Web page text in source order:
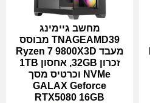
מחשב גיימינג
TNAGEAMD39 מבוסס
מעבד Ryzen 7 9800X3D
זכרון 32GB, אחסון 1TB
NVMe וכרטיס מסך
GALAX Geforce
RTX5080 16GB